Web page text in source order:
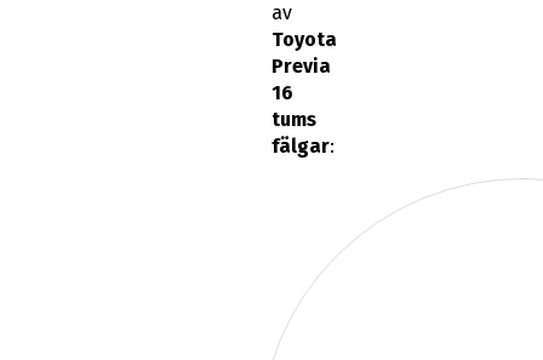
av
Toyota
Previa
16
tums
fälgar: